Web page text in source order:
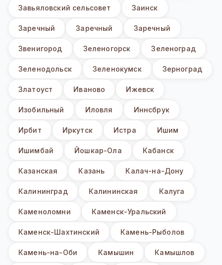
Завьяловский сельсовет Заинск
Заречный Заречный Заречный
Звенигород Зеленогорск Зеленоград
Зеленодольск Зеленокумск Зерноград
Златоуст Иваново Ижевск
Изобильный Иловля Иннсбрук
Ирбит Иркутск Истра Ишим
Ишимбай Йошкар-Ола Кабанск
Казанская Казань Калач-на-Дону
Калининград Калининская Калуга
Каменоломни Каменск-Уральский
Каменск-Шахтинский Камень-Рыболов
Камень-на-Оби Камышин Камышлов